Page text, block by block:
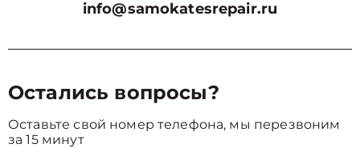
info@samokatesrepair.ru
Остались вопросы?
Оставьте свой номер телефона, мы перезвоним
за 15 минут